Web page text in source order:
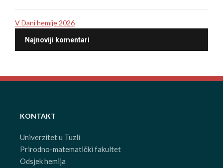
V Dani hemije 2026
Najnoviji komentari
KONTAKT
Univerzitet u Tuzli
Prirodno-matematički fakultet
Odsjek hemija